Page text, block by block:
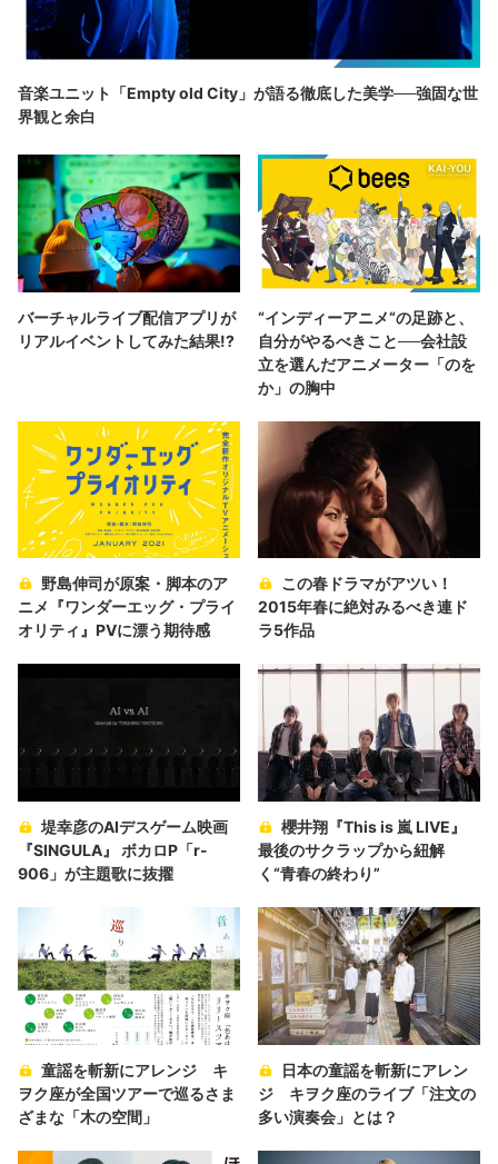
音楽ユニット「Empty old City」が語る徹底した美学──強固な世
界観と余白
バーチャルライブ配信アプリが
リアルイベントしてみた結果!?
“インディーアニメ“の足跡と、
自分がやるべきこと──会社設
立を選んだアニメーター「のを
か」の胸中
野島伸司が原案・脚本のア
ニメ『ワンダーエッグ・プライ
オリティ』PVに漂う期待感
この春ドラマがアツい！
2015年春に絶対みるべき連ド
ラ5作品
堤幸彦のAIデスゲーム映画
『SINGULA』 ボカロP「r-
906」が主題歌に抜擢
櫻井翔『This is 嵐 LIVE』
最後のサクラップから紐解
く“青春の終わり”
童謡を斬新にアレンジ キ
ヲク座が全国ツアーで巡るさま
ざまな「木の空間」
日本の童謡を斬新にアレン
ジ キヲク座のライブ「注文の
多い演奏会」とは？